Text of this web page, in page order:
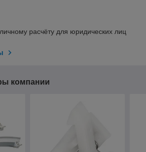
расчёту для юридических лиц
компании